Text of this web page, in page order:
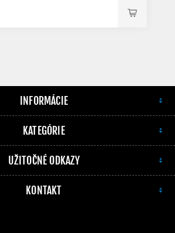
INFORMÁCIE
KATEGÓRIE
UŽITOČNÉ ODKAZY
KONTAKT